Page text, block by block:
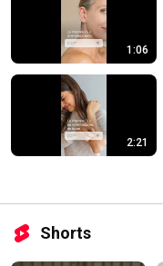
1:06
2:21
Shorts